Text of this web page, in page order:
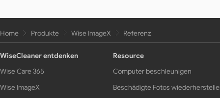
Home Produkte Wise ImageX Referenz
WiseCleaner entdenken
Wise Care 365
Wise ImageX
Resource
Computer beschleunigen
Beschädigte Fotos